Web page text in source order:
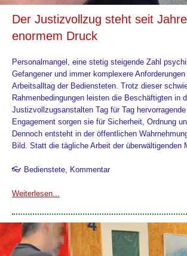
Der Justizvollzug steht seit
enormem Druck
Personalmangel, eine stetig steigende Zahl
Gefangener und immer komplexere
Arbeitsalltag der Bediensteten. Trotz dieser
Rahmenbedingungen leisten die Beschäftigten in
Justizvollzugsanstalten Tag für Tag
Engagement sorgen sie für Sicherheit, Ordnung
Dennoch entsteht in der öffentlichen
Bild. Statt die tägliche Arbeit der überwältigenden
👓 Bedienstete, Kommentar
Weiterlesen...